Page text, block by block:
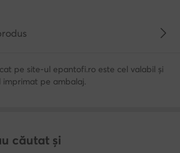
pe site-ul epantofi.ro este cel valabil și
pe ambalaj.
căutat și